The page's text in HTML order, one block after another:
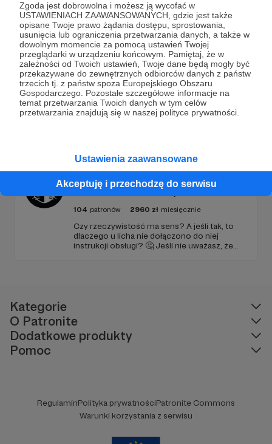
Zgoda jest dobrowolna i możesz ją wycofać w
USTAWIENIACH ZAAWANSOWANYCH, gdzie jest także
opisane Twoje prawo żądania dostępu, sprostowania,
usunięcia lub ograniczenia przetwarzania danych, a także w
dowolnym momencie za pomocą ustawień Twojej
przeglądarki w urządzeniu końcowym. Pamiętaj, że w
zależności od Twoich ustawień, Twoje dane będą mogły być
przekazywane do zewnętrznych odbiorców danych z państw
trzecich tj. z państw spoza Europejskiego Obszaru
Gospodarczego. Pozostałe szczegółowe informacje na
temat przetwarzania Twoich danych w tym celów
przetwarzania znajdują się w naszej polityce prywatności.
Ustawienia zaawansowane
Akceptuję i przechodzę do serwisu
Promowani autorzy
Paryżewo
128 patronów 4120 zł miesięcznie
PARYŻEWO to jednoosobowy projekt
prowadzony przez Gabrielę Lisowską. Piszę
publikuję treści na Instagramie.
Adamczyka
104 patronów 2960 zł miesięcznie
Czy rzeczywistość ma sens? A jeśli tak, to
dlaczego u licha nie dołączono do niej
instrukcji obsługi? 🤔 Jeśli nie uważasz, że
Kategorie
O Patronite
Dodatkowe produkty
Pomoc
RegulaminPolityka prywatnościPatronite Commons
Warunki korzystania z serwisu